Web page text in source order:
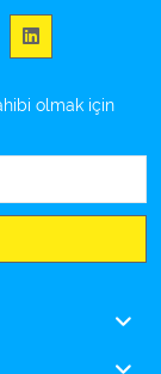
olmak için